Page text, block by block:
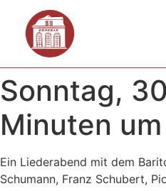
Sonntag,
Minuten
Ein Liederabend mit dem
Schumann, Franz Schubert,